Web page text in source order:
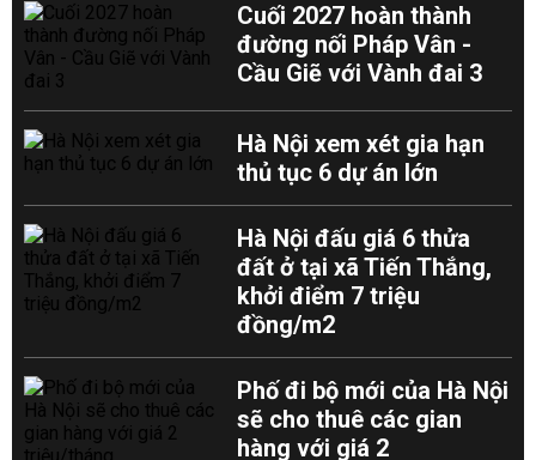
Cuối 2027 hoàn thành
đường nối Pháp Vân -
Cầu Giẽ với Vành đai 3
Hà Nội xem xét gia hạn
thủ tục 6 dự án lớn
Hà Nội đấu giá 6 thửa
đất ở tại xã Tiến Thắng,
khởi điểm 7 triệu
đồng/m2
Phố đi bộ mới của Hà Nội
sẽ cho thuê các gian
hàng với giá 2